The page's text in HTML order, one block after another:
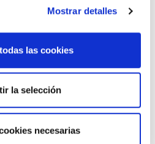
Mostrar detalles
las cookies
la selección
necesarias
MÉDICOS QUE ATIENDEN A
DE OURENSE EXIGE MEDIDAS
QUE HAN EJERCIDO O EJERCEN